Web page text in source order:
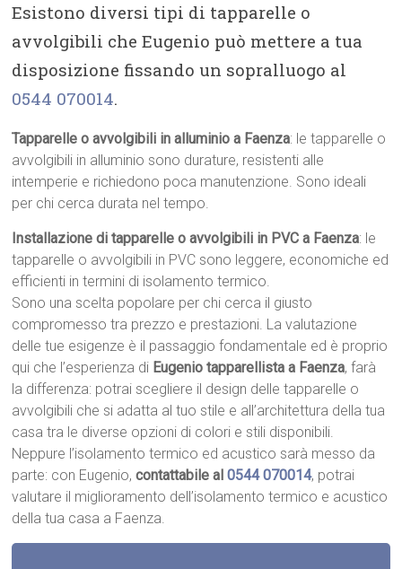
Esistono diversi tipi di tapparelle o
avvolgibili che Eugenio può mettere a tua
disposizione fissando un sopralluogo al
0544 070014.
Tapparelle o avvolgibili in alluminio a Faenza: le tapparelle o
avvolgibili in alluminio sono durature, resistenti alle
intemperie e richiedono poca manutenzione. Sono ideali
per chi cerca durata nel tempo.
Installazione di tapparelle o avvolgibili in PVC a Faenza: le
tapparelle o avvolgibili in PVC sono leggere, economiche ed
efficienti in termini di isolamento termico.
Sono una scelta popolare per chi cerca il giusto
compromesso tra prezzo e prestazioni. La valutazione
delle tue esigenze è il passaggio fondamentale ed è proprio
qui che l’esperienza di Eugenio tapparellista a Faenza, farà
la differenza: potrai scegliere il design delle tapparelle o
avvolgibili che si adatta al tuo stile e all’architettura della tua
casa tra le diverse opzioni di colori e stili disponibili.
Neppure l’isolamento termico ed acustico sarà messo da
parte: con Eugenio,contattabile al0544 070014, potrai
valutare il miglioramento dell’isolamento termico e acustico
della tua casa a Faenza.